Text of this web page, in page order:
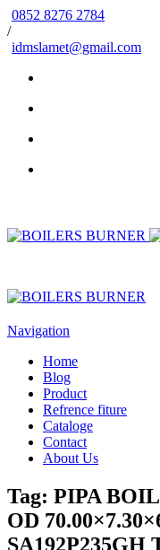
0852 8276 2784
/
idmslamet@gmail.com
Navigation
Home
Blog
Product
Refrence fiture
Cataloge
Contact
About Us
Tag: PIPA
OD
SA192P235GH